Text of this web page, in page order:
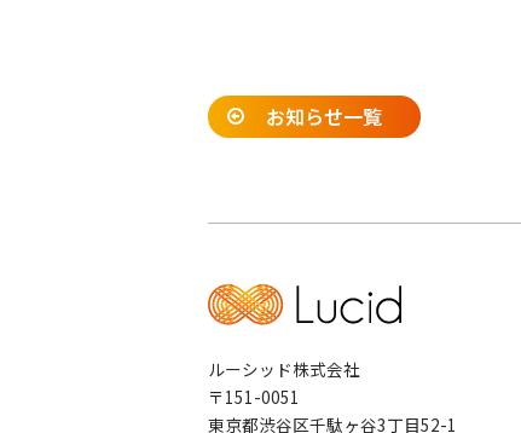
お知らせ一覧
ルーシッド株式会社
〒151-0051
東京都渋谷区千駄ヶ谷3丁目52-1